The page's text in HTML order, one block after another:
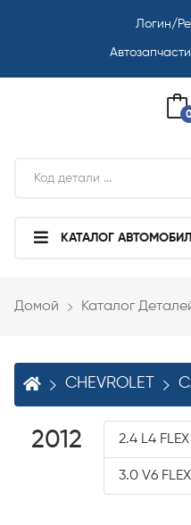
Логин/
0
КАТАЛОГ
Домой Каталог
CHEVROLET
2012 2.4 L4 FLEX
3.0 V6 FLEX